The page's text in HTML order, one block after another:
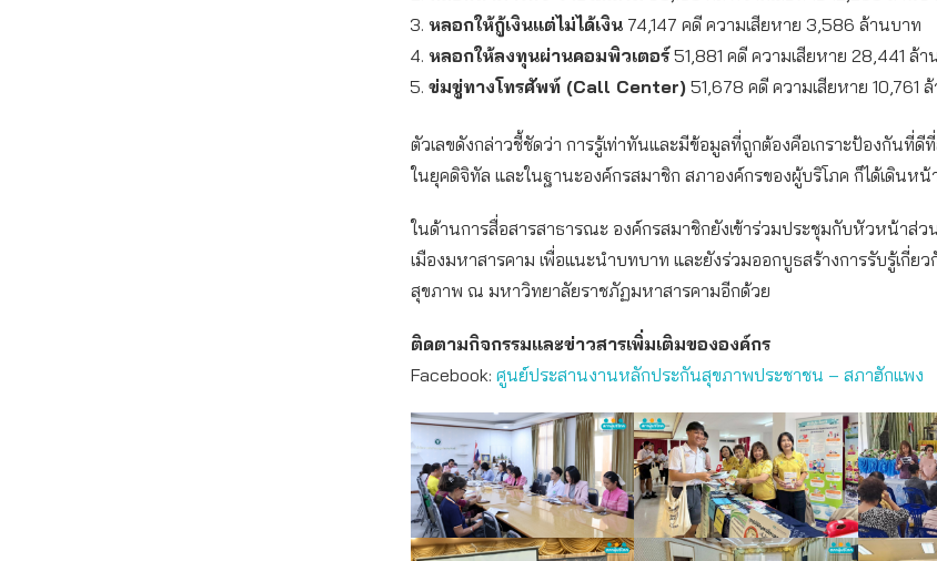
หลอกให้กู้เงินแต่ไม่ได้เงิน 74,147 คดี ความเสียหาย 3,586 ล้านบาท
หลอกให้ลงทุนผ่านคอมพิวเตอร์51,881 คดี ความเสียหาย 28,441 ล้า
ข่มขู่ทางโทรศัพท์ (Call Center) 51,678 คดี ความเสียหาย 10,761
ตัวเลขดังกล่าวชี้ชัดว่า การรู้เท่าทันและมีข้อมูลที่ถูกต้องคือเกราะป้องกันที่ดี
ในยุคดิจิทัล และในฐานะองค์กรสมาชิก สภาองค์กรของผู้บริโภค ก็ได้เดินหน้
ในด้านการสื่อสารสาธารณะ องค์กรสมาชิกยังเข้าร่วมประชุมกับหัวหน้าส่ว
เมืองมหาสารคาม เพื่อแนะนำบทบาท และยังร่วมออกบูธสร้างการรับรู้เกี่ย
สุขภาพ ณ มหาวิทยาลัยราชภัฏมหาสารคามอีกด้วย
ติดตามกิจกรรมและข่าวสารเพิ่มเติมขององค์กร
Facebook: ศูนย์ประสานงานหลักประกันสุขภาพประชาชน – สภาฮักแพง